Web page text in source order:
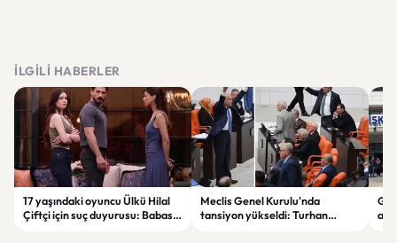
İLGILI HABERLER
17 yaşındaki oyuncu Ülkü Hilal
Çiftçi için suç duyurusu: Babası
Meclis Genel Kurulu'nda
tansiyon yükseldi: Turhan
aile